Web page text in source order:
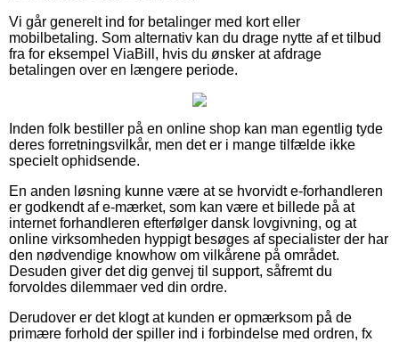
Vi går generelt ind for betalinger med kort eller
mobilbetaling. Som alternativ kan du drage nytte af et tilbud
fra for eksempel ViaBill, hvis du ønsker at afdrage
betalingen over en længere periode.
Inden folk bestiller på en online shop kan man egentlig tyde
deres forretningsvilkår, men det er i mange tilfælde ikke
specielt ophidsende.
En anden løsning kunne være at se hvorvidt e-forhandleren
er godkendt af e-mærket, som kan være et billede på at
internet forhandleren efterfølger dansk lovgivning, og at
online virksomheden hyppigt besøges af specialister der har
den nødvendige knowhow om vilkårene på området.
Desuden giver det dig genvej til support, såfremt du
forvoldes dilemmaer ved din ordre.
Derudover er det klogt at kunden er opmærksom på de
primære forhold der spiller ind i forbindelse med ordren, fx